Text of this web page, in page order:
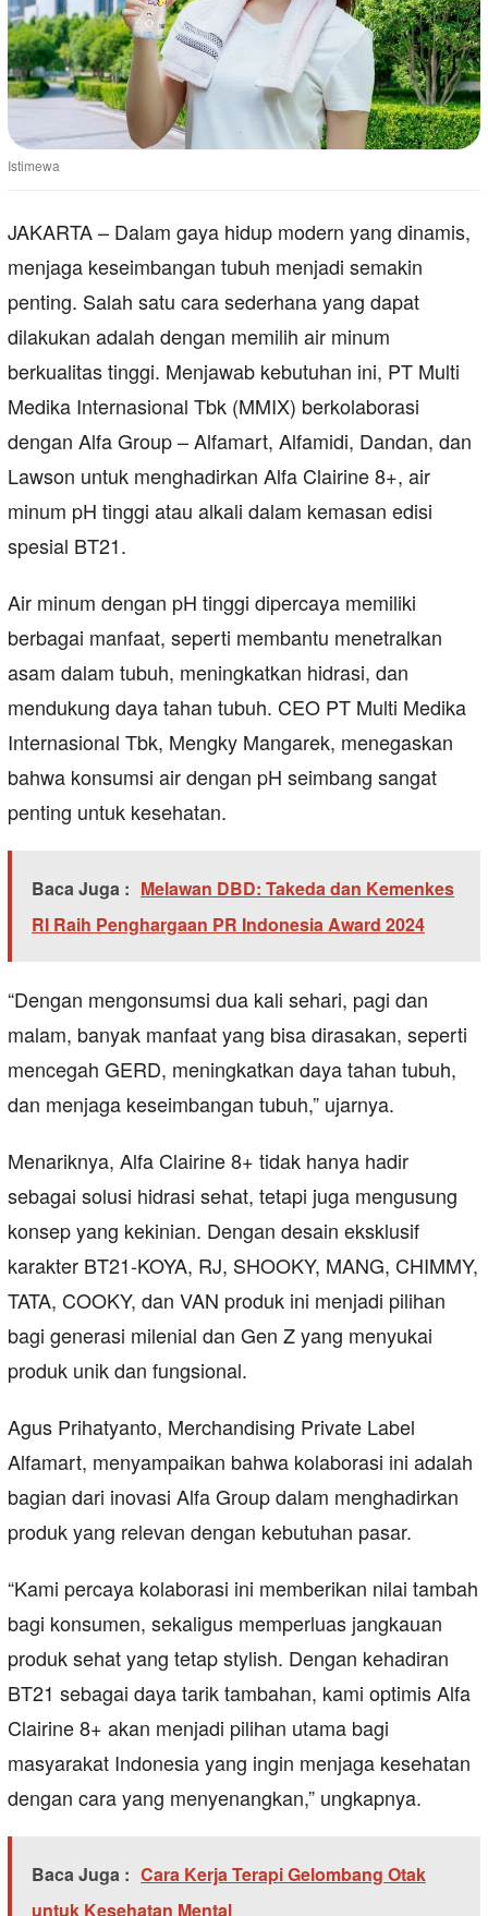
Istimewa
JAKARTA – Dalam gaya hidup modern yang dinamis,
menjaga keseimbangan tubuh menjadi semakin
penting. Salah satu cara sederhana yang dapat
dilakukan adalah dengan memilih air minum
berkualitas tinggi. Menjawab kebutuhan ini, PT Multi
Medika Internasional Tbk (MMIX) berkolaborasi
dengan Alfa Group – Alfamart, Alfamidi, Dandan, dan
Lawson untuk menghadirkan Alfa Clairine 8+, air
minum pH tinggi atau alkali dalam kemasan edisi
spesial BT21.
Air minum dengan pH tinggi dipercaya memiliki
berbagai manfaat, seperti membantu menetralkan
asam dalam tubuh, meningkatkan hidrasi, dan
mendukung daya tahan tubuh. CEO PT Multi Medika
Internasional Tbk, Mengky Mangarek, menegaskan
bahwa konsumsi air dengan pH seimbang sangat
penting untuk kesehatan.
Baca Juga : Melawan DBD: Takeda dan Kemenkes
RI Raih Penghargaan PR Indonesia Award 2024
“Dengan mengonsumsi dua kali sehari, pagi dan
malam, banyak manfaat yang bisa dirasakan, seperti
mencegah GERD, meningkatkan daya tahan tubuh,
dan menjaga keseimbangan tubuh,” ujarnya.
Menariknya, Alfa Clairine 8+ tidak hanya hadir
sebagai solusi hidrasi sehat, tetapi juga mengusung
konsep yang kekinian. Dengan desain eksklusif
karakter BT21-KOYA, RJ, SHOOKY, MANG, CHIMMY,
TATA, COOKY, dan VAN produk ini menjadi pilihan
bagi generasi milenial dan Gen Z yang menyukai
produk unik dan fungsional.
Agus Prihatyanto, Merchandising Private Label
Alfamart, menyampaikan bahwa kolaborasi ini adalah
bagian dari inovasi Alfa Group dalam menghadirkan
produk yang relevan dengan kebutuhan pasar.
“Kami percaya kolaborasi ini memberikan nilai tambah
bagi konsumen, sekaligus memperluas jangkauan
produk sehat yang tetap stylish. Dengan kehadiran
BT21 sebagai daya tarik tambahan, kami optimis Alfa
Clairine 8+ akan menjadi pilihan utama bagi
masyarakat Indonesia yang ingin menjaga kesehatan
dengan cara yang menyenangkan,” ungkapnya.
Baca Juga : Cara Kerja Terapi Gelombang Otak
untuk Kesehatan Mental